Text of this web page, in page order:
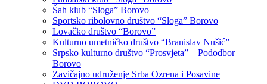
Šah klub “Sloga” Borovo
Sportsko ribolovno društvo “Sloga” Borovo
Lovačko društvo “Borovo”
Kulturno umetničko društvo “Branislav Nušić”
Srpsko kulturno društvo “Prosvjeta” – Pododbor
Borovo
Zavičajno udruženje Srba Ozrena i Posavine